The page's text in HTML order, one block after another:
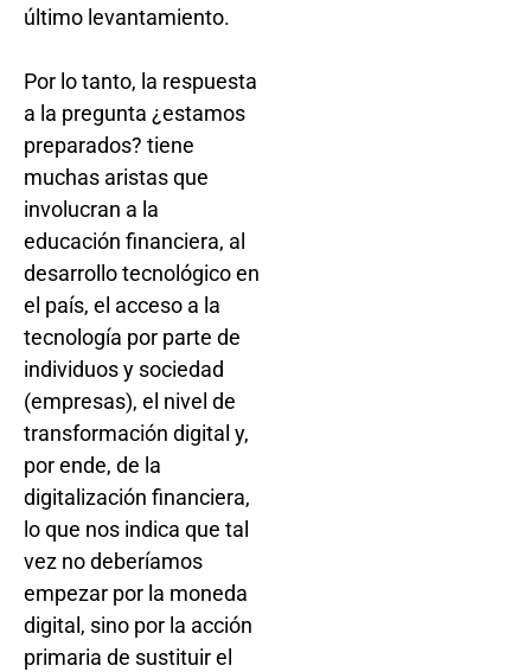
último levantamiento.
Por lo tanto, la respuesta
a la pregunta ¿estamos
preparados? tiene
muchas aristas que
involucran a la
educación financiera, al
desarrollo tecnológico en
el país, el acceso a la
tecnología por parte de
individuos y sociedad
(empresas), el nivel de
transformación digital y,
por ende, de la
digitalización financiera,
lo que nos indica que tal
vez no deberíamos
empezar por la moneda
digital, sino por la acción
primaria de sustituir el